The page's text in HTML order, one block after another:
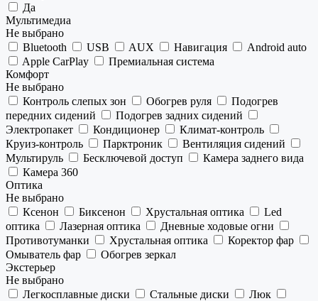
Да
Мультимедиа
Не выбрано
Bluetooth
USB AUX Навигация
Android auto
Apple CarPlay
Премиальная система
Комфорт
Не выбрано
Контроль слепых зон
Обогрев руля
Подогрев
передних сидений
Подогрев задних сидений
Электропакет
Кондиционер
Климат-контроль
Круиз-контроль
Парктроник
Вентиляция сидений
Мультируль
Бесключевой доступ
Камера заднего вида
Камера 360
Оптика
Не выбрано
Ксенон
Биксенон Хрустальная оптика
Led
оптика
Лазерная оптика
Дневные ходовые огни
Противотуманки
Хрустальная оптика
Коректор фар
Омыватель фар
Обогрев зеркал
Экстерьер
Не выбрано
Легкосплавные диски
Стальные диски
Люк